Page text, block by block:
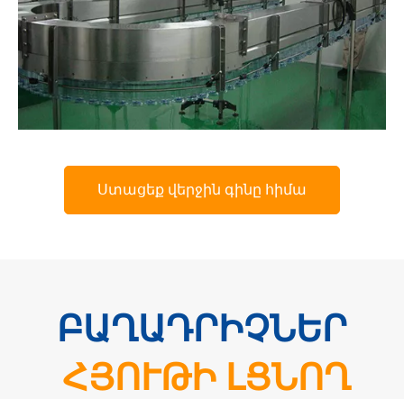
Ստացեք վերջին գինը հիմա
ԲԱՂԱԴՐԻՉՆԵՐ
ՀՅՈՒԹԻ ԼՑՆՈՂ